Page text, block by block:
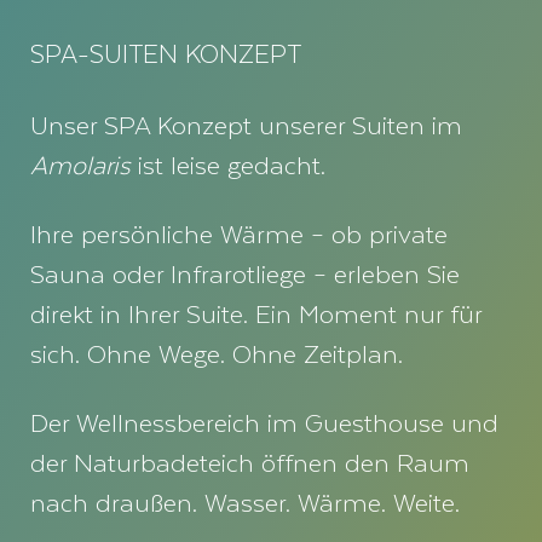
SPA-SUITEN KONZEPT
Unser SPA Konzept unserer Suiten im
Amolarisist leise gedacht.
Ihre persönliche Wärme – ob private
Sauna oder Infrarotliege – erleben Sie
direkt in Ihrer Suite. Ein Moment nur für
sich. Ohne Wege. Ohne Zeitplan.
Der Wellnessbereich im Guesthouse und
der Naturbadeteich öffnen den Raum
nach draußen. Wasser. Wärme. Weite.